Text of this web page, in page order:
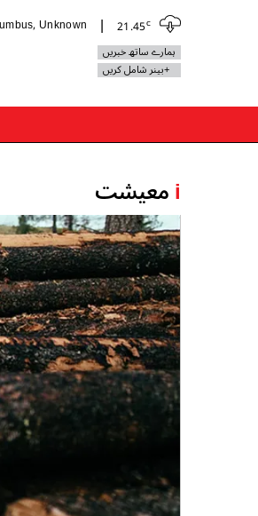
21.45c
Unknown
ہمارے ساتھ خبریں
+بینر شامل کریں
iمعیشت